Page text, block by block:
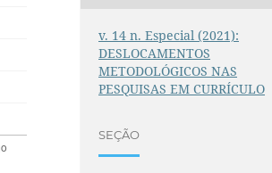
v. 14 n. Especial (2021):
DESLOCAMENTOS
METODOLÓGICOS NAS
PESQUISAS EM CURRÍCULO
SEÇÃO